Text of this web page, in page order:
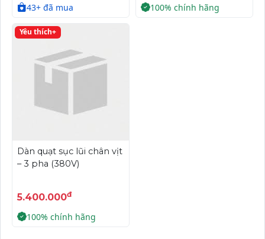
43+ đã mua 100% chính hãng
Yêu thích+
Dàn quạt sục lũi chân vịt
– 3 pha (380V)
5.400.000đ
100% chính hãng